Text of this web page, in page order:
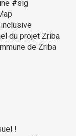
#sig
du projet Zriba
de Zriba
!